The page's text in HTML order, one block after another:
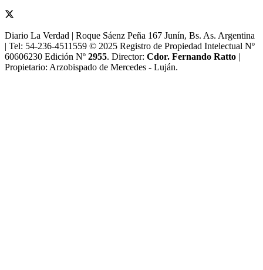
Diario La Verdad | Roque Sáenz Peña 167 Junín, Bs. As. Argentina
| Tel: 54-236-4511559 © 2025 Registro de Propiedad Intelectual Nº
60606230 Edición Nº 2955. Director:​ Cdor. Fernando Ratto |
Propietario:​ Arzobispado de Mercedes - Luján.